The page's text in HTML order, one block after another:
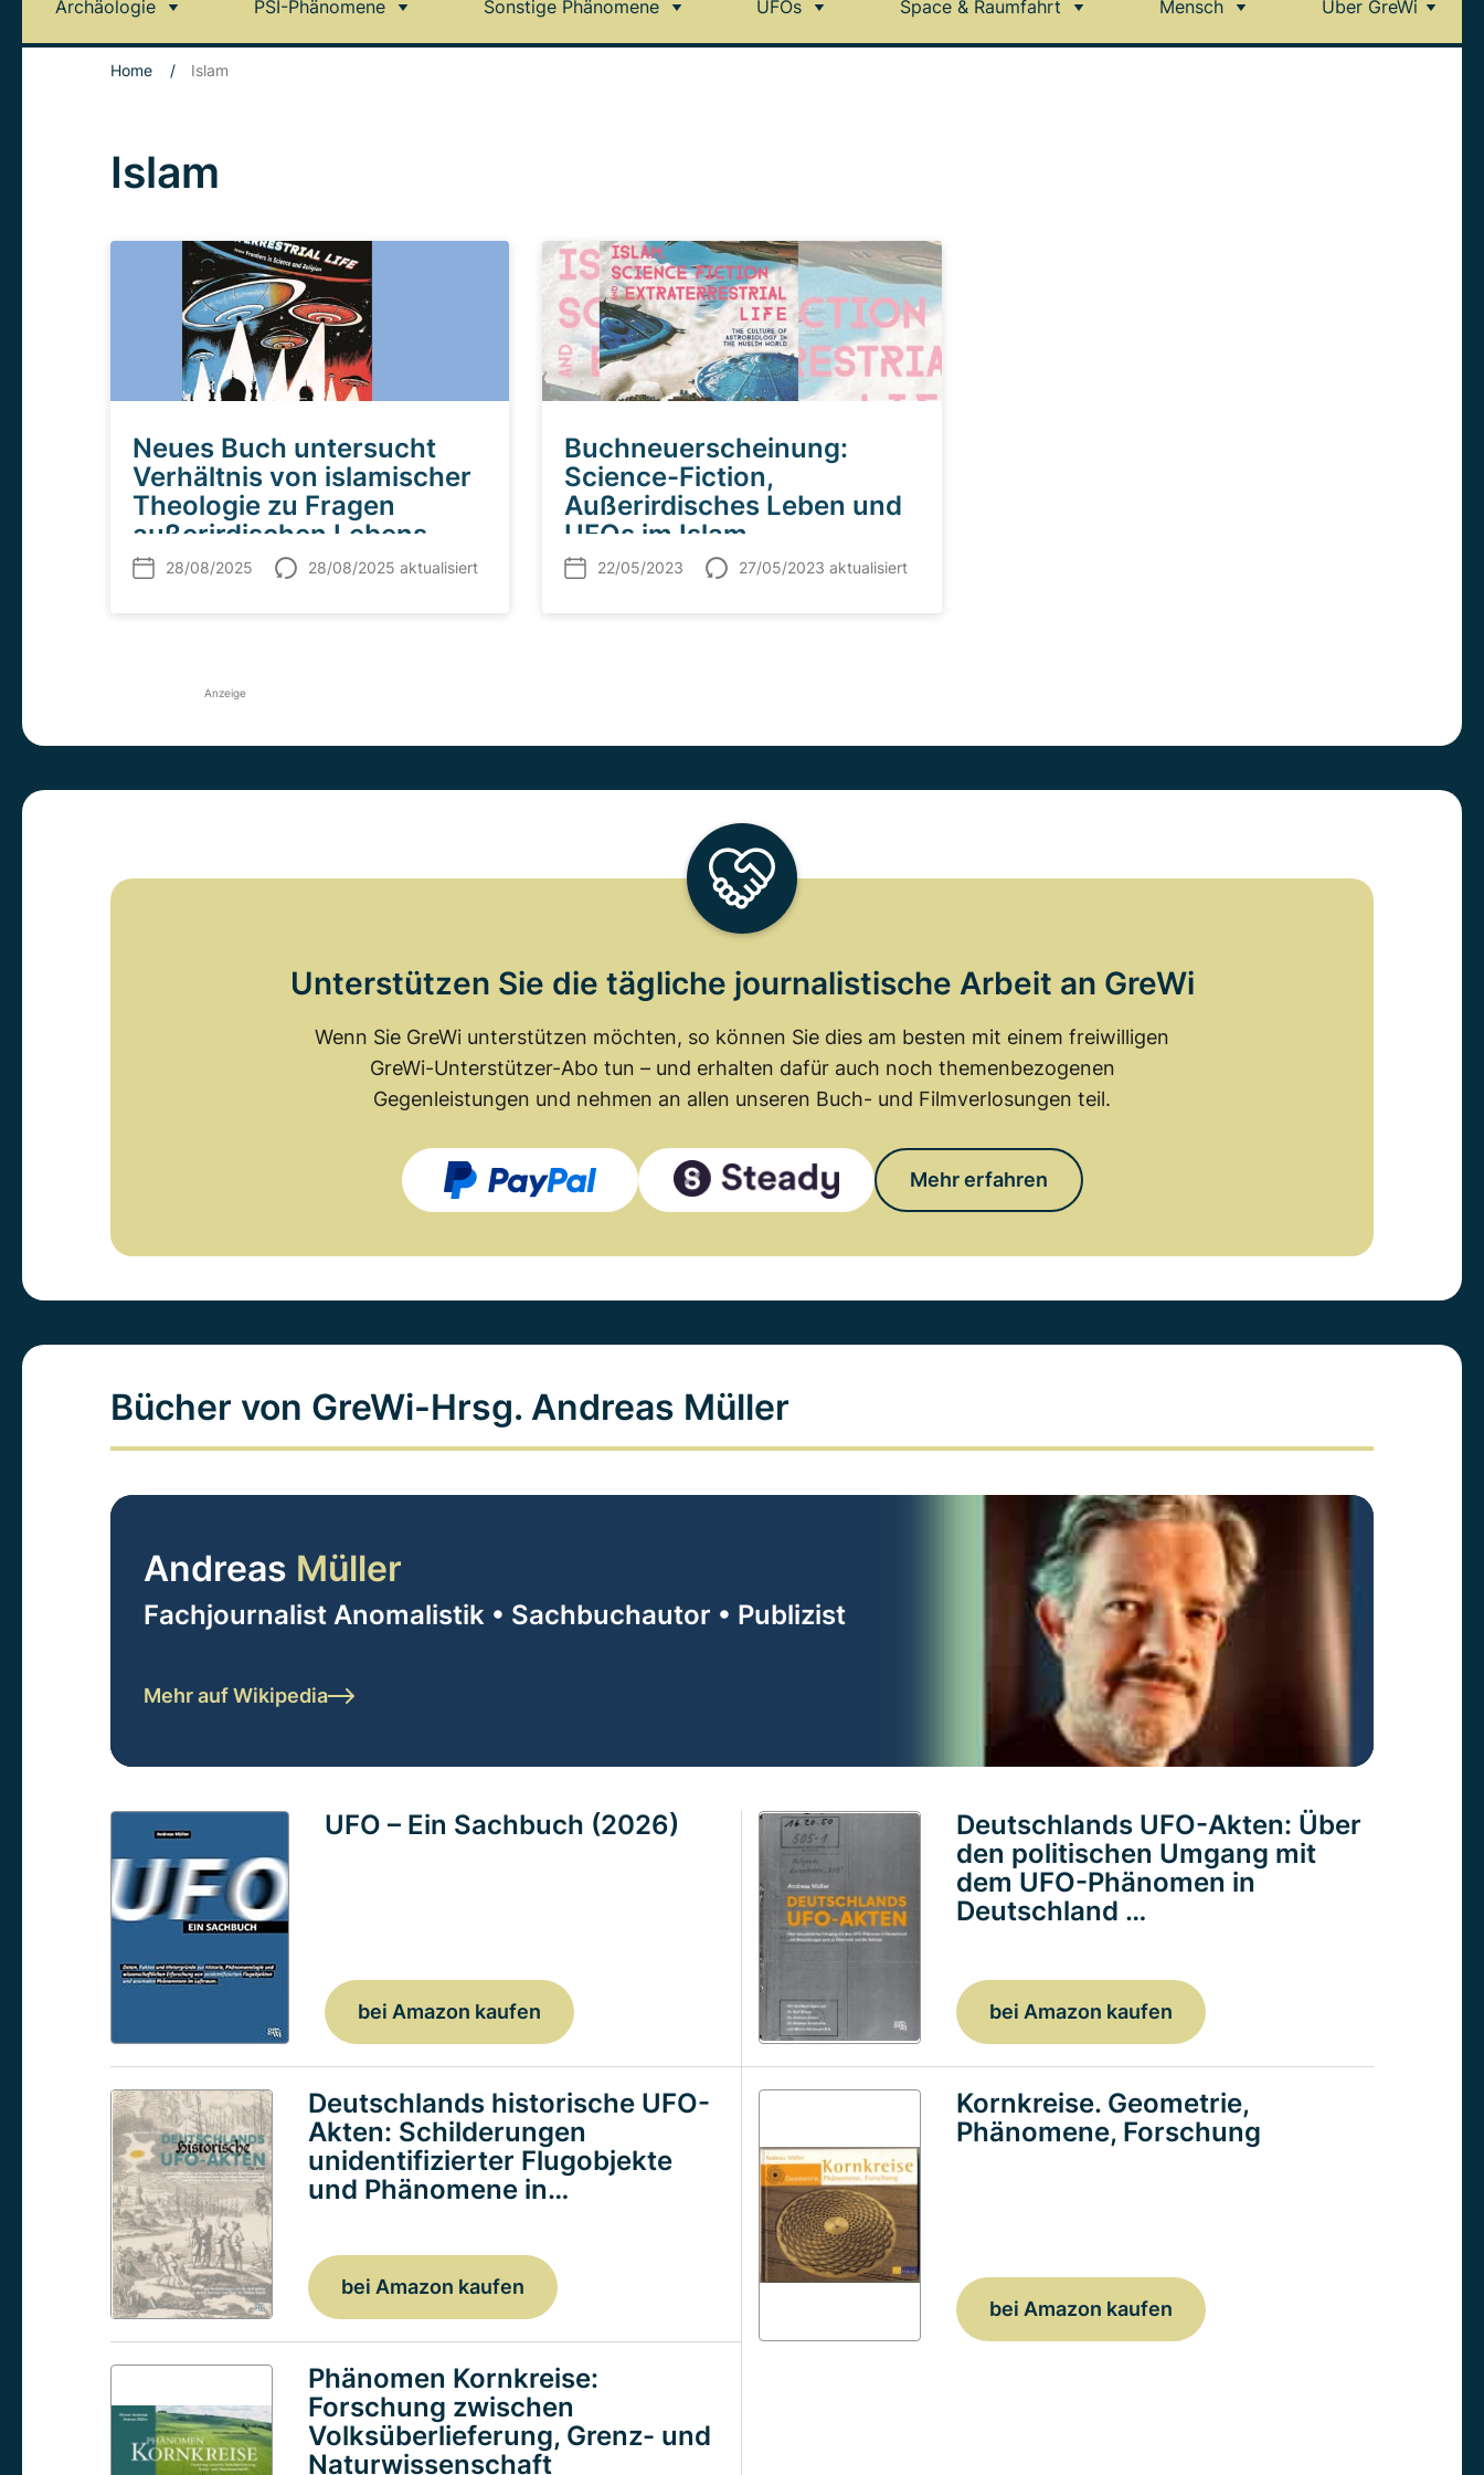
Archäologie PSI-Phänomene Sonstige Phänomene UFOs Space & Raumfahrt Mensch Über GreWi
Home / Islam
Islam
Neues Buch untersucht
Verhältnis von islamischer
Theologie zu Fragen
außerirdischen Lebens
28/08/2025 28/08/2025 aktualisiert
Buchneuerscheinung:
Science-Fiction,
Außerirdisches Leben und
UFOs im Islam
22/05/2023 27/05/2023 aktualisiert
Anzeige
Unterstützen Sie die tägliche journalistische Arbeit an GreWi
Wenn Sie GreWi unterstützen möchten, so können Sie dies am besten mit einem freiwilligen
GreWi-Unterstützer-Abo tun – und erhalten dafür auch noch themenbezogenen
Gegenleistungen und nehmen an allen unseren Buch- und Filmverlosungen teil.
Mehr erfahren
Bücher von GreWi-Hrsg. Andreas Müller
Andreas Müller
Fachjournalist Anomalistik • Sachbuchautor • Publizist
Mehr auf Wikipedia
UFO – Ein Sachbuch (2026)
bei Amazon kaufen
Deutschlands UFO-Akten: Über
den politischen Umgang mit
dem UFO-Phänomen in
Deutschland …
bei Amazon kaufen
Deutschlands historische UFO-
Akten: Schilderungen
unidentifizierter Flugobjekte
und Phänomene in…
bei Amazon kaufen
Kornkreise. Geometrie,
Phänomene, Forschung
bei Amazon kaufen
Phänomen Kornkreise:
Forschung zwischen
Volksüberlieferung, Grenz- und
Naturwissenschaft